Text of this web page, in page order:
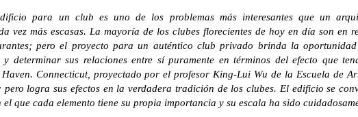
para un club es uno de los problemas más interesantes que un
vez más escasas. La mayoría de los clubes florecientes de hoy en día son en
pero el proyecto para un auténtico club privado brinda la
y determinar sus relaciones entre sí puramente en términos del efecto que
Connecticut, proyectado por el profesor King-Lui Wu de la Escuela de
pero logra sus efectos en la verdadera tradición de los clubes. El edificio se
el que cada elemento tiene su propia importancia y su escala ha sido